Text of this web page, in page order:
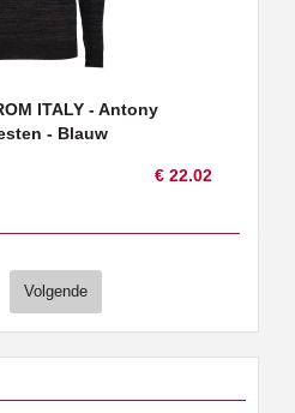
ITALY - Antony
- Blauw
€ 22.02
Volgende